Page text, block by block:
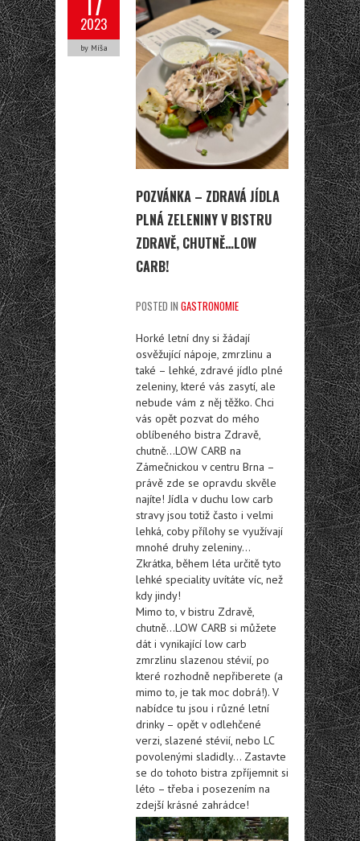
2023
by Míša
POZVÁNKA – ZDRAVÁ JÍDLA
PLNÁ ZELENINY V BISTRU
ZDRAVĚ, CHUTNĚ…LOW
CARB!
POSTED IN GASTRONOMIE
Horké letní dny si žádají
osvěžující nápoje, zmrzlinu a
také – lehké, zdravé jídlo plné
zeleniny, které vás zasytí, ale
nebude vám z něj těžko. Chci
vás opět pozvat do mého
oblíbeného bistra Zdravě,
chutně…LOW CARB na
Zámečnickou v centru Brna –
právě zde se opravdu skvěle
najíte! Jídla v duchu low carb
stravy jsou totiž často i velmi
lehká, coby přílohy se využívají
mnohé druhy zeleniny…
Zkrátka, během léta určitě tyto
lehké speciality uvítáte víc, než
kdy jindy!
Mimo to, v bistru Zdravě,
chutně…LOW CARB si můžete
dát i vynikající low carb
zmrzlinu slazenou stévií, po
které rozhodně nepřiberete (a
mimo to, je tak moc dobrá!). V
nabídce tu jsou i různé letní
drinky – opět v odlehčené
verzi, slazené stévií, nebo LC
povolenými sladidly… Zastavte
se do tohoto bistra zpříjemnit si
léto – třeba i posezením na
zdejší krásné zahrádce!